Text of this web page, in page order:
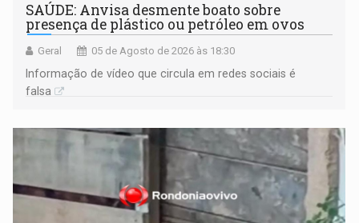
SAÚDE: Anvisa desmente boato sobre
presença de plástico ou petróleo em ovos
Geral 05 de Agosto de 2026 às 18:30
Informação de vídeo que circula em redes sociais é
falsa